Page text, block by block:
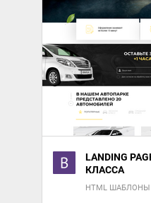
LANDING
КЛАССА
HTML ШАБЛОНЫ